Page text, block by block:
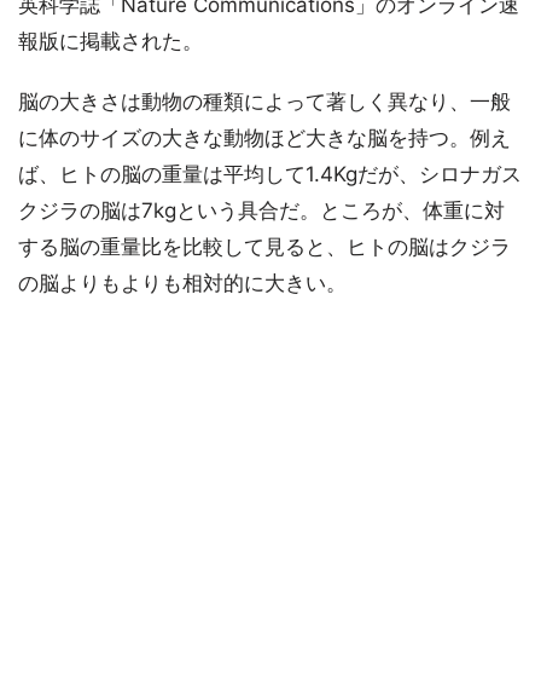
英科学誌「Nature Communications」のオンライン速
報版に掲載された。
脳の大きさは動物の種類によって著しく異なり、一般
に体のサイズの大きな動物ほど大きな脳を持つ。例え
ば、ヒトの脳の重量は平均して1.4Kgだが、シロナガス
クジラの脳は7kgという具合だ。ところが、体重に対
する脳の重量比を比較して見ると、ヒトの脳はクジラ
の脳よりもよりも相対的に大きい。